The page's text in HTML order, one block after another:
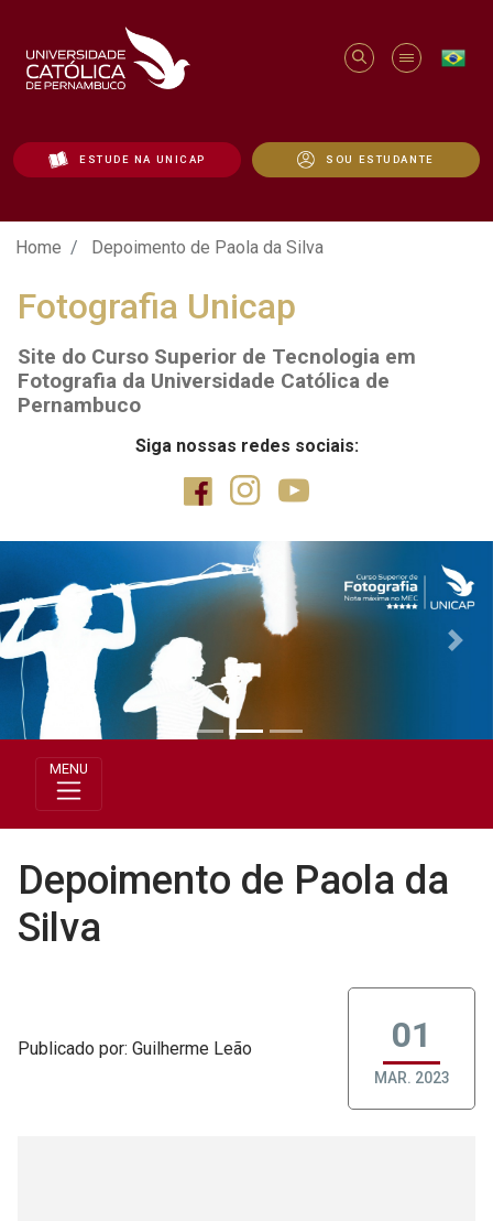
ESTUDE NA UNICAP SOU ESTUDANTE
Depoimento de Paola da Silva - Unicap
Home Depoimento de Paola da Silva
Fotografia Unicap
Site do Curso Superior de Tecnologia em
Fotografia da Universidade Católica de
Pernambuco
Siga nossas redes sociais:
Previous Next
MENU
Depoimento de Paola da
Silva
Publicado por: Guilherme Leão 01
MAR. 2023